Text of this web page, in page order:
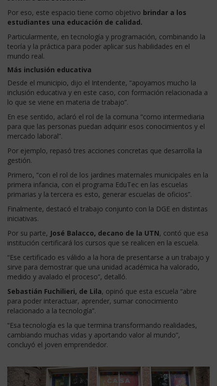
Por eso, este espacio tiene como objetivo brindar a los
estudiantes una educación de calidad.
Particularmente, en tecnología y programación, combinando la
teoría y la práctica para poder aplicar sus habilidades en el
mundo real.
Más inclusión educativa
Desde el municipio, dijo el Intendente, “apoyamos mucho la
inclusión educativa y en este caso, con formación relacionada a
lo que se viene en materia de trabajo”.
En ese sentido, aclaró el rol de la comuna “como intermediaria
para que las personas puedan adquirir esos conocimientos y el
mercado laboral”.
Por ejemplo, repasó tres acciones concretas que desarrolla la
gestión.
Primero, “con el rol de los jardines maternales municipales en la
primera infancia, con el programa EduTec en las escuelas
primarias y la tercera es esto, generar escuelas de oficios”.
Finalmente, destacó el trabajo conjunto con la DGE en distintas
iniciativas.
Por su parte, José Balacco, decano de la UTN, contó que esa
institución certificará los cursos que se realicen en la escuela.
“Ese certificado es válido a la hora de presentarse a un trabajo y
sirve para demostrar que una unidad académica ha valorado,
medido y avalado el proceso”, detalló.
Sebastián Fuchilieri, de Lila, opinó que esta escuela “abre
para poder interactuar, aprender, sumar conocimiento
relacionado a la tecnología”.
“Esa tecnología es la que termina transformando realidades,
cambiando muchas vidas y aportando valor al mundo”,
concluyó el joven emprendedor.